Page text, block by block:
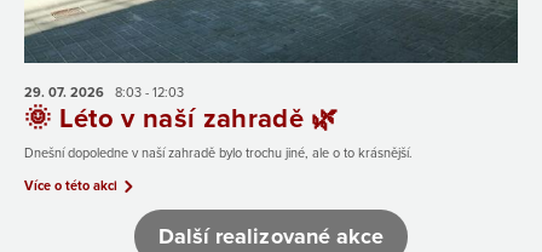
29. 07. 2026 8:03 - 12:03
🌞 Léto v naší zahradě 🌿
Dnešní dopoledne v naší zahradě bylo trochu jiné, ale o to krásnější.
Více o této akci
Další realizované akce